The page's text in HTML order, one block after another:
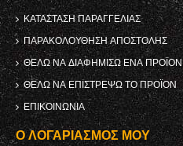
ΚΑΤΆΣΤΑΣΗ ΠΑΡΑΓΓΕΛΊΑΣ
ΠΑΡΑΚΟΛΟΎΘΗΣΗ ΑΠΟΣΤΟΛΉΣ
ΘΈΛΩ ΝΑ ΔΙΑΦΗΜΊΣΩ ΈΝΑ ΠΡΟΪΌΝ
ΘΈΛΩ ΝΑ ΕΠΙΣΤΡΈΨΩ ΤΟ ΠΡΟΪΌΝ
ΕΠΙΚΟΙΝΩΝΊΑ
Ο ΛΟΓΑΡΙΑΣΜΌΣ ΜΟΥ